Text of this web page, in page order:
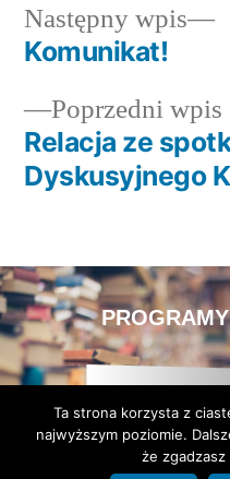
Poprzedni wpis
Relacja ze
Dyskusyjnego
Następny wpis
Komunikat!
Ta strona korzysta z
najwyższym poziomie.
że